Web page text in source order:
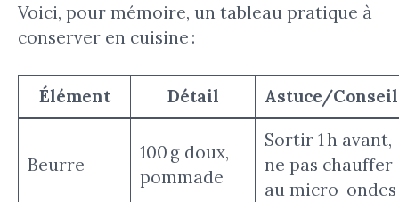
Voici, pour mémoire, un tableau pratique à
conserver en cuisine :
Élément Détail Astuce/Conseil
Beurre
100 g doux,
pommade
Sortir 1 h avant,
ne pas chauffer
au micro-ondes